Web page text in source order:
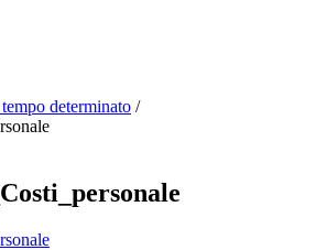
determinato /